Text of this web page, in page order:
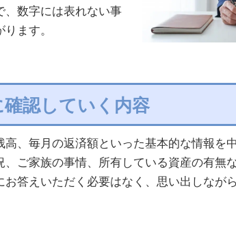
、数字には表れない事
ます。
認していく内容
、毎月の返済額といった基本的な情報を
ご家族の事情、所有している資産の有無
答えいただく必要はなく、思い出しなが